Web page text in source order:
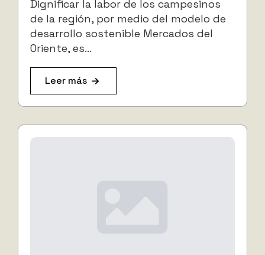
Dignificar la labor de los campesinos
de la región, por medio del modelo de
desarrollo sostenible Mercados del
Oriente, es…
Leer más